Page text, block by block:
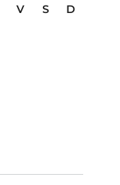
V S
D